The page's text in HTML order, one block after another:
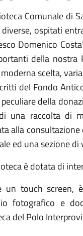
Comunale di
ospitati
Domenico
della nostra
scelta,
del Fondo
della
una raccolta di
alla
ed una sezione
è dotata di
un touch screen,
fotografico e
del Polo